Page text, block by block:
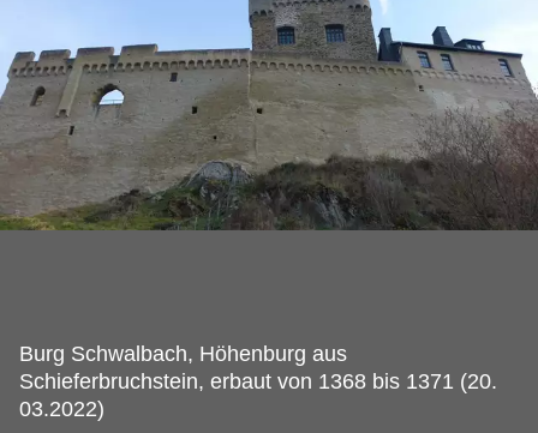
Burg Schwalbach, Höhenburg aus
Schieferbruchstein, erbaut von 1368 bis 1371 (20.
03.2022)